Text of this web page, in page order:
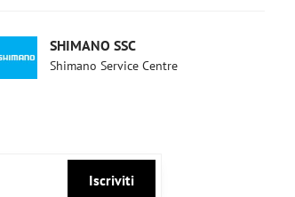
SHIMANO SSC
Shimano Service Centre
Iscriviti